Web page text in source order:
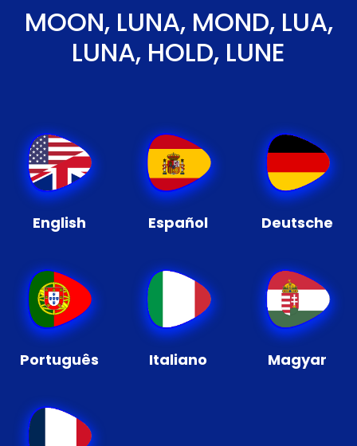
MOON, LUNA, MOND, LUA,
LUNA, HOLD, LUNE
English Español Deutsche
Português Italiano Magyar